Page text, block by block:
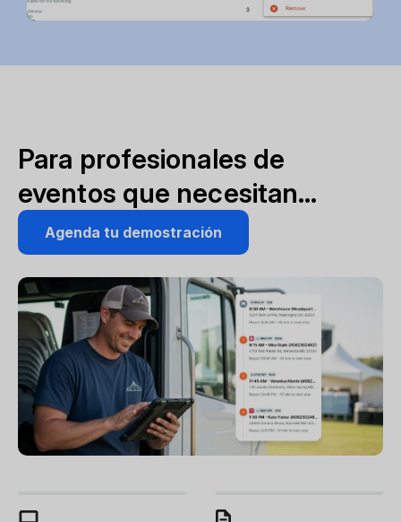
Para profesionales de
eventos que necesitan…
Agenda tu demostración